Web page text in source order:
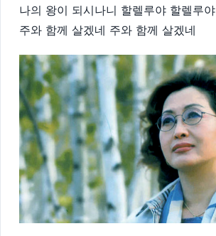
나의 왕이 되시나니 할렐루야 할렐루야
주와 함께 살겠네 주와 함께 살겠네